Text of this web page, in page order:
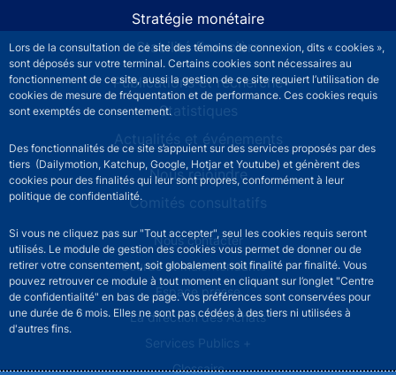
Lors de la consultation de ce site des témoins de connexion, dits « cookies »,
sont déposés sur votre terminal. Certains cookies sont nécessaires au
fonctionnement de ce site, aussi la gestion de ce site requiert l’utilisation de
cookies de mesure de fréquentation et de performance. Ces cookies requis
sont exemptés de consentement.
Des fonctionnalités de ce site s’appuient sur des services proposés par des
tiers (Dailymotion, Katchup, Google, Hotjar et Youtube) et génèrent des
cookies pour des finalités qui leur sont propres, conformément à leur
politique de confidentialité.
Si vous ne cliquez pas sur "Tout accepter", seul les cookies requis seront
utilisés. Le module de gestion des cookies vous permet de donner ou de
retirer votre consentement, soit globalement soit finalité par finalité. Vous
pouvez retrouver ce module à tout moment en cliquant sur l’onglet "Centre
de confidentialité" en bas de page. Vos préférences sont conservées pour
une durée de 6 mois. Elles ne sont pas cédées à des tiers ni utilisées à
d'autres fins.
Stratégie monétaire
Stabilité financière
Publications et recherche
Statistiques
Actualités et événements
Nous rejoindre
Comités consultatifs
Footer secondary menuNous contacter
Sourds et malentendants
Espace presse
La direction des Achats
Services Publics +
Glossaire